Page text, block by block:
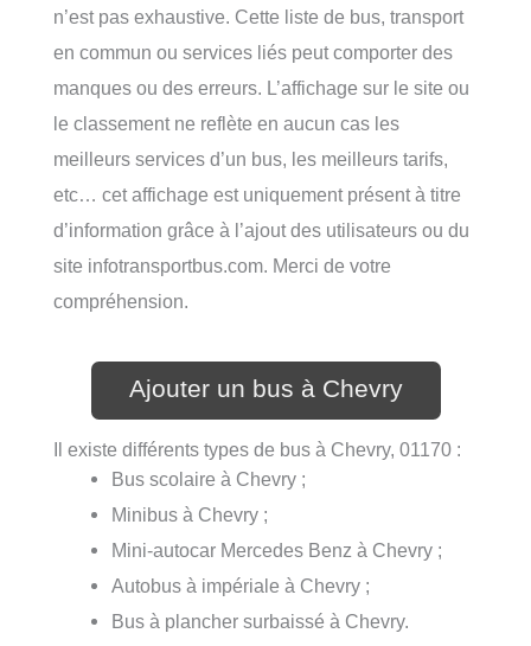
n’est pas exhaustive. Cette liste de bus, transport
en commun ou services liés peut comporter des
manques ou des erreurs. L’affichage sur le site ou
le classement ne reflète en aucun cas les
meilleurs services d’un bus, les meilleurs tarifs,
etc… cet affichage est uniquement présent à titre
d’information grâce à l’ajout des utilisateurs ou du
site infotransportbus.com. Merci de votre
compréhension.
Ajouter un bus à Chevry
Il existe différents types de bus à Chevry, 01170 :
Bus scolaire à Chevry ;
Minibus à Chevry ;
Mini-autocar Mercedes Benz à Chevry ;
Autobus à impériale à Chevry ;
Bus à plancher surbaissé à Chevry.